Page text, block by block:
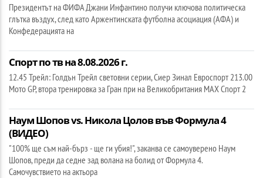
Президентът на ФИФА Джани Инфантино получи ключова политическа
глътка въздух, след като Аржентинската футболна асоциация (АФА) и
Конфедерацията на
Спорт по тв на 8.08.2026 г.
12.45 Трейл: Голдън Трейл световни серии, Сиер Зинал Евроспорт 213.00
Мото GP, втора тренировка за Гран при на Великобритания МАХ Спорт 2
Наум Шопов vs. Никола Цолов във Формула 4
(ВИДЕО)
"100% ще съм най-бърз - ще ги убия!", заканва се самоуверено Наум
Шопов, преди да седне зад волана на болид от Формула 4.
Самочувствието на актьора